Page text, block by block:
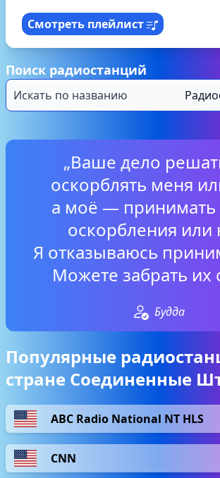
Смотреть плейлист
Поиск радиостанций
„Ваше дело
оскорблять меня
а моё —
оскорбления или
Я отказываюсь
Можете забрать их
Будда
Популярные
стране Соединенные
ABC Radio National NT HLS
CNN